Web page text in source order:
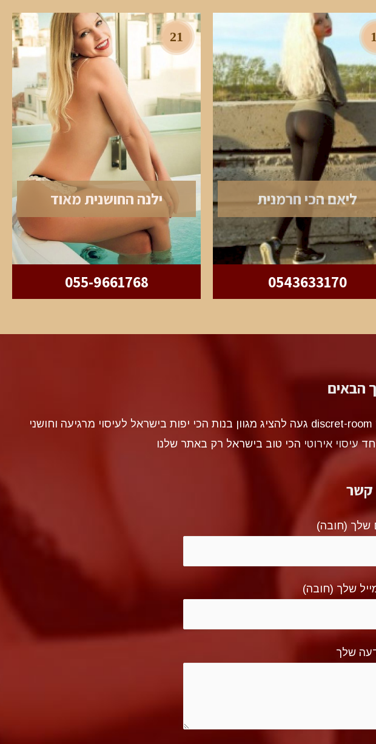
ליאם הכי חרמנית
0543633170
21
ילנה החושנית מאוד
055-9661768
הבאים
אתר discret-room געה להציג מגוון בנות הכי יפות בישראל לעיסוי מרגיעה וחושני
עיסוי אירוטי הכי טוב בישראל רק באתר שלנו
קשר
שלך (חובה)
שלך (חובה)
שלך